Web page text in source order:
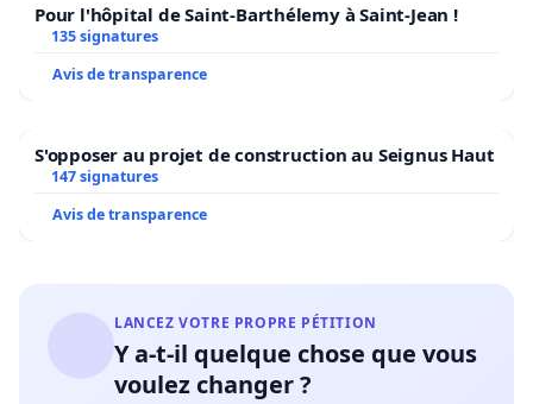
Pour l'hôpital de Saint-Barthélemy à Saint-Jean !
135 signatures
Avis de transparence
S'opposer au projet de construction au Seignus Haut
147 signatures
Avis de transparence
LANCEZ VOTRE PROPRE PÉTITION
Y a-t-il quelque chose que vous
voulez changer ?